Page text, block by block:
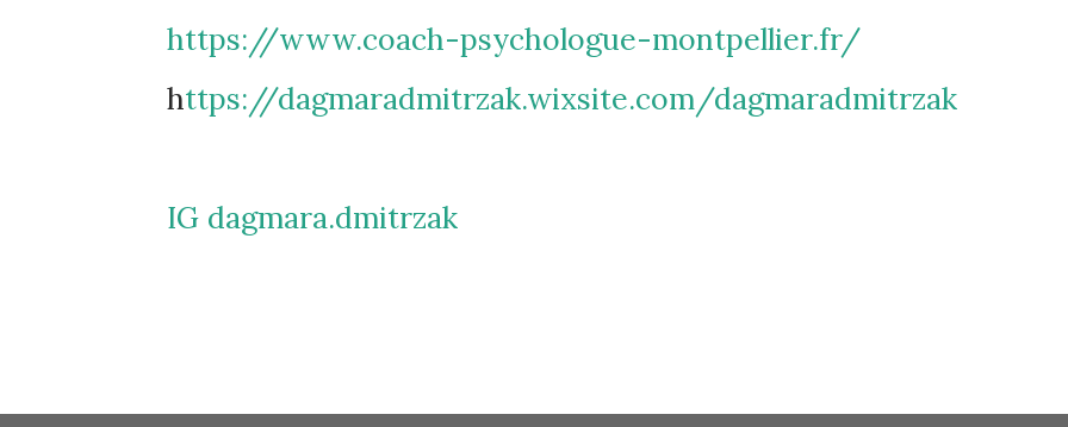
https://www.coach-psychologue-montpellier.fr/
https://dagmaradmitrzak.wixsite.com/dagmaradmitrzak
IG dagmara.dmitrzak